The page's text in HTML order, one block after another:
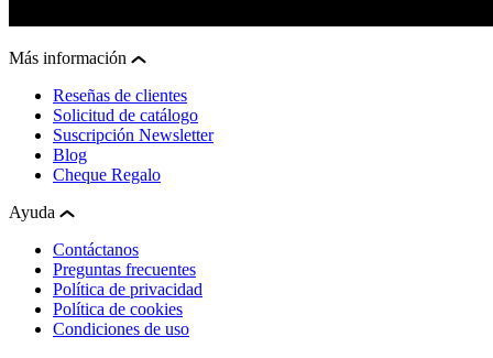
Más información
Reseñas de clientes
Solicitud de catálogo
Suscripción Newsletter
Blog
Cheque Regalo
Ayuda
Contáctanos
Preguntas frecuentes
Política de privacidad
Política de cookies
Condiciones de uso